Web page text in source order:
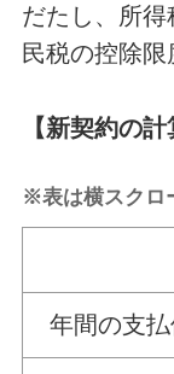
だたし、所
民税の控除限
【新契約の計
※表は横スクロ
年間の支